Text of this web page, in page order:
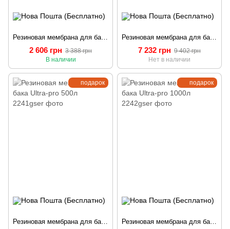
Резиновая мембрана для бака Ultra-pro 50л
2 606 грн 3 388 грн
В наличии
Резиновая мембрана для бака Ultra-pro 200л
7 232 грн 9 402 грн
Нет в наличии
подарок подарок